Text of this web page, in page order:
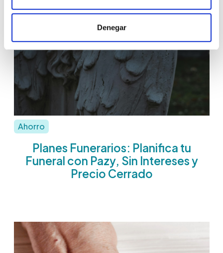
Denegar
Ahorro
Planes Funerarios: Planifica tu
Funeral con Pazy, Sin Intereses y
Precio Cerrado